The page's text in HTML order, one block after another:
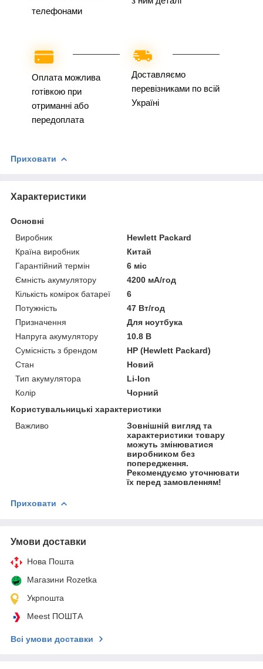
телефонами
Оплата можлива
готівкою при
отриманні або
передоплата
Доставляємо
перевізниками по всій
Україні
Приховати
Характеристики
Основні
Виробник
Hewlett Packard
Країна виробник
Китай
Гарантійний термін
6 міс
Ємність акумулятору
4200 мА/год
Кількість комірок батареї
6
Потужність
47 Вт/год
Призначення
Для ноутбука
Напруга акумулятору
10.8 В
Сумісність з брендом
HP (Hewlett Packard)
Стан
Новий
Тип акумулятора
Li-Ion
Колір
Чорний
Користувальницькі характеристики
Важливо
Зовнішній вигляд та
характеристики товару
можуть змінюватися
виробником без
попередження.
Рекомендуємо уточнювати
їх перед замовленням!
Приховати
Умови доставки
Нова Пошта
Магазини Rozetka
Укрпошта
Meest ПОШТА
Всі умови доставки